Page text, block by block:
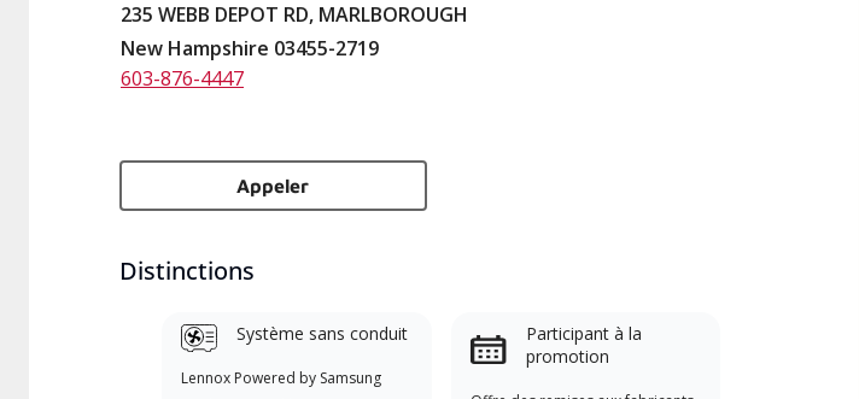
235 WEBB DEPOT RD, MARLBOROUGH
New Hampshire 03455-2719
603-876-4447
Appeler
Distinctions
Système sans conduit
Lennox Powered by Samsung
Participant à la
promotion